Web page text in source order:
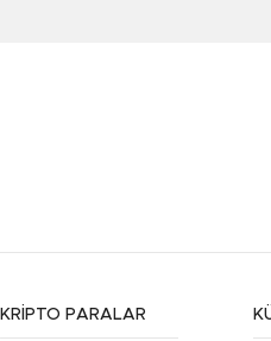
KRİPTO PARALAR